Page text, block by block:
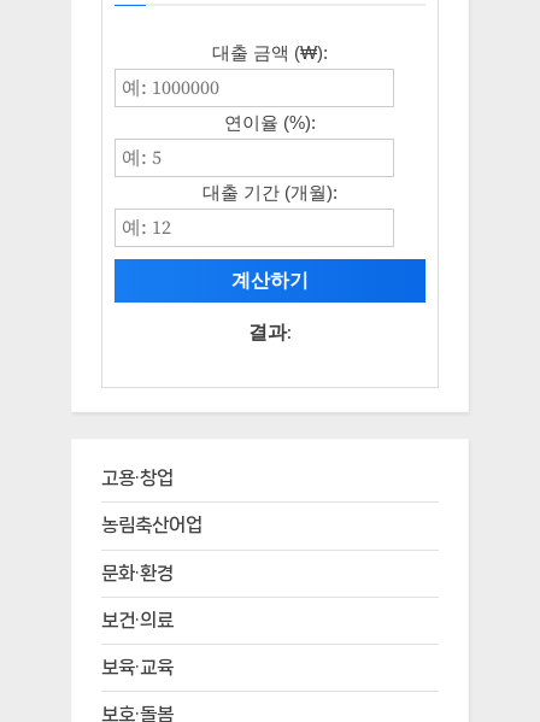
대출 금액 (₩):
연이율 (%):
대출 기간 (개월):
계산하기
결과:
고용·창업
농림축산어업
문화·환경
보건·의료
보육·교육
보호·돌봄